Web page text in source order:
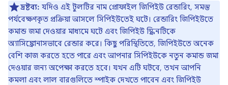
দ্রষ্টব্য: যদিও এই টুলটির নাম প্রোফাইল জিপিইউ রেন্ডারিং, সমস্ত
পর্যবেক্ষণকৃত প্রক্রিয়া আসলে সিপিইউতেই ঘটে। রেন্ডারিং জিপিইউতে
কমান্ড জমা দেওয়ার মাধ্যমে ঘটে এবং জিপিইউ স্ক্রিনটিকে
অ্যাসিঙ্ক্রোনাসভাবে রেন্ডার করে। কিছু পরিস্থিতিতে, জিপিইউতে অনেক
বেশি কাজ করতে হতে পারে এবং আপনার সিপিইউকে নতুন কমান্ড জমা
দেওয়ার জন্য অপেক্ষা করতে হবে। যখন এটি ঘটবে, তখন আপনি
কমলা এবং লাল বারগুলিতে স্পাইক দেখতে পাবেন এবং জিপিইউ